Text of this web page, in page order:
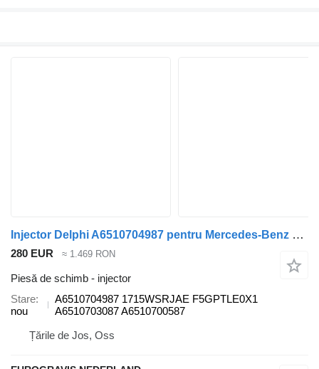
Injector Delphi A6510704987 pentru Mercedes-Benz Sprinter Vito
280 EUR ≈ 1.469 RON
Piesă de schimb - injector
Stare
nou
A6510704987 1715WSRJAE F5GPTLE0X1
A6510703087 A6510700587
Țările de Jos, Oss